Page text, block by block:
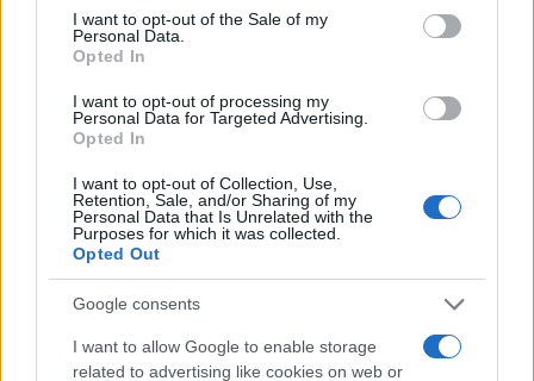
consent section.
I want to opt-out of the Sale of my
Personal Data.
Opted In
I want to opt-out of processing my
Personal Data for Targeted Advertising.
Opted In
I want to opt-out of Collection, Use,
Retention, Sale, and/or Sharing of my
Personal Data that Is Unrelated with the
Purposes for which it was collected.
Opted Out
Google consents
I want to allow Google to enable storage
related to advertising like cookies on web or
Ακολουθεί ολόκληρο το μήνυμα του Προέδρου
Μπαιντεν στην Πρόεδρο της Δημοκρατίας.
«Αγαπητή κυρία Πρόεδρε,
Με χαρά απευθύνω στον ελληνικό λαό τα
συγχαρητήριά μου για την ιστορική επέτειο των
διακοσίων χρόνων από τον αγώνα του για
ανεξαρτησία.
Οι Έλληνες αγωνιστές του 1821 εμπνέονταν από τα